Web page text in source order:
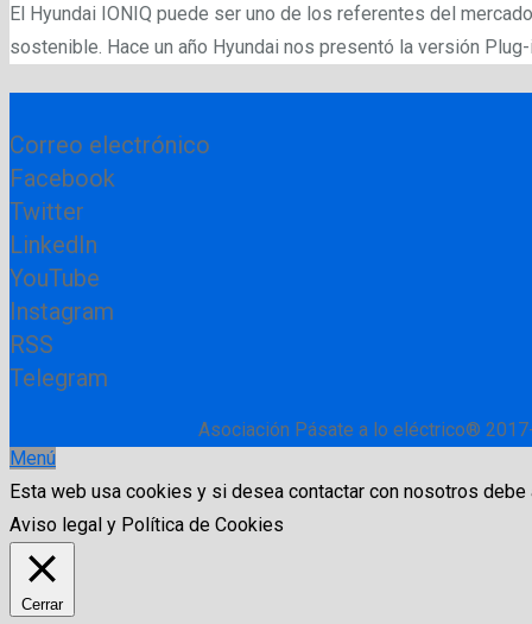
El Hyundai IONIQ puede ser uno de los referentes del
sostenible. Hace un año Hyundai nos presentó la versión
Correo electrónico
Facebook
Twitter
LinkedIn
YouTube
Instagram
RSS
Telegram
Asociación Pásate a lo eléctrico®
Menú
Esta web usa cookies y si desea contactar con nosotros
Aviso legal y Política de Cookies
Cerrar